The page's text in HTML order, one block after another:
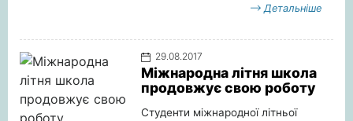
Детальніше
29.08.2017
Міжнародна літня школа
продовжує свою роботу
Студенти міжнародної літньої